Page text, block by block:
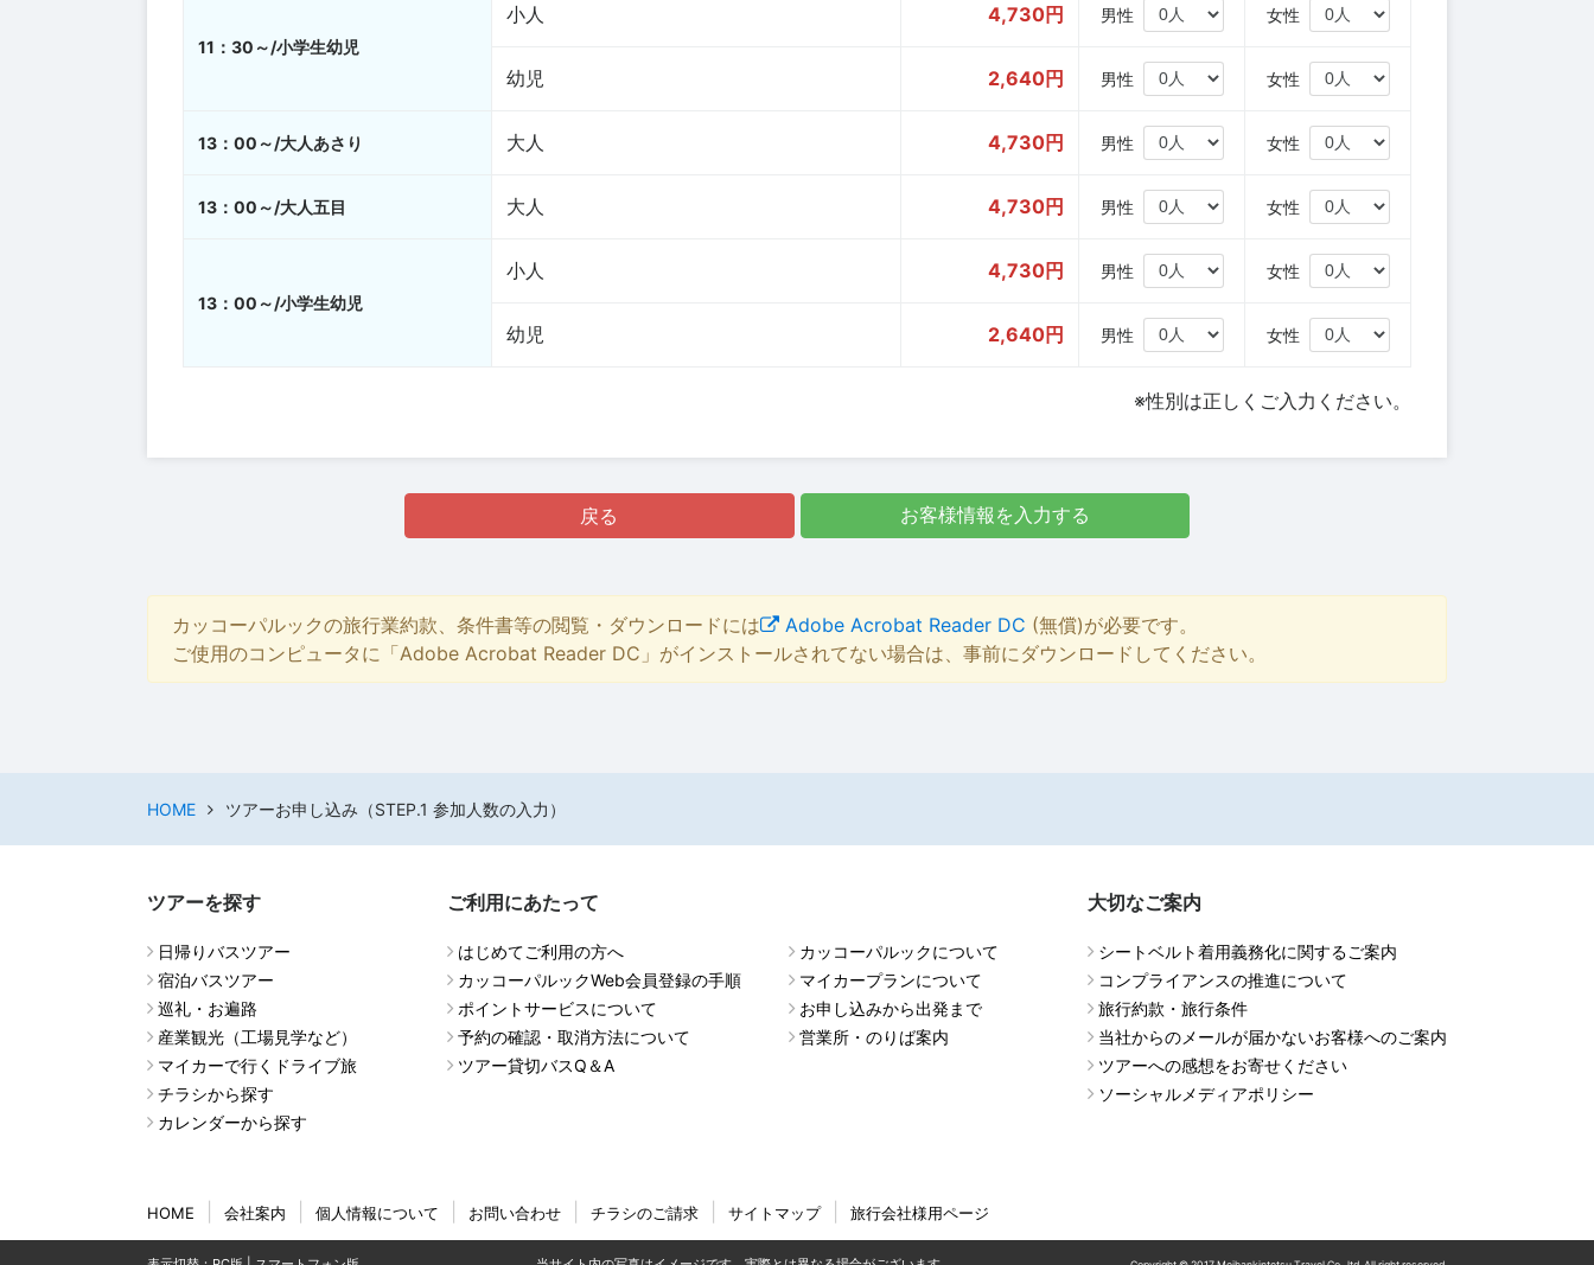
11：30～/小学生幼児
小人 4,730円 男性 女性
幼児 2,640円 男性 女性
13：00～/大人あさり 大人 4,730円 男性 女性
13：00～/大人五目 大人 4,730円 男性 女性
13：00～/小学生幼児
小人 4,730円 男性 女性
幼児 2,640円 男性 女性
※性別は正しくご入力ください。
戻る お客様情報を入力する
カッコーパルックの旅行業約款、条件書等の閲覧・ダウンロードには Adobe Acrobat Reader DC (無償)が必要です。
ご使用のコンピュータに「Adobe Acrobat Reader DC」がインストールされてない場合は、事前にダウンロードしてください。
HOME ツアーお申し込み（STEP.1 参加人数の入力）
ツアーを探す
日帰りバスツアー
宿泊バスツアー
巡礼・お遍路
産業観光（工場見学など）
マイカーで行くドライブ旅
チラシから探す
カレンダーから探す
ご利用にあたって
はじめてご利用の方へ
カッコーパルックWeb会員登録の手順
ポイントサービスについて
予約の確認・取消方法について
ツアー貸切バスQ＆A
カッコーパルックについて
マイカープランについて
お申し込みから出発まで
営業所・のりば案内
大切なご案内
シートベルト着用義務化に関するご案内
コンプライアンスの推進について
旅行約款・旅行条件
当社からのメールが届かないお客様へのご案内
ツアーへの感想をお寄せください
ソーシャルメディアポリシー
HOME 会社案内 個人情報について お問い合わせ チラシのご請求 サイトマップ 旅行会社様用ページ